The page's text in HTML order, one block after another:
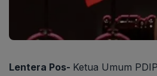
Lentera Pos- Ketua Umum